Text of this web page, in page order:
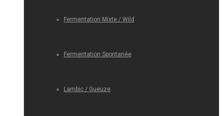
Fermentation Mixte / Wild
Fermentation Spontanée
Lambic / Gueuze